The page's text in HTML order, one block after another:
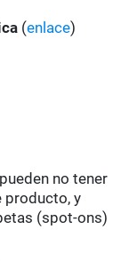
(enlace)
no tener
producto, y
(spot-ons)